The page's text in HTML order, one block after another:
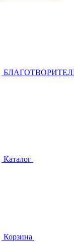
Каталог
Корзина